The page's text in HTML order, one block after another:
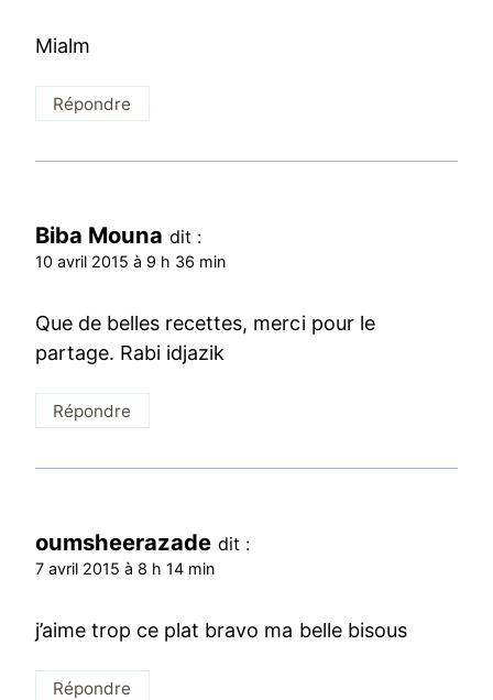
Mialm
Répondre
Biba Mouna dit :
10 avril 2015 à 9 h 36 min
Que de belles recettes, merci pour le
partage. Rabi idjazik
Répondre
oumsheerazade dit :
7 avril 2015 à 8 h 14 min
j’aime trop ce plat bravo ma belle bisous
Répondre